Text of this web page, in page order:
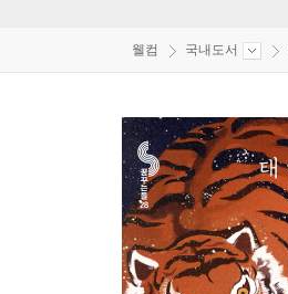
웰컴 국내도서